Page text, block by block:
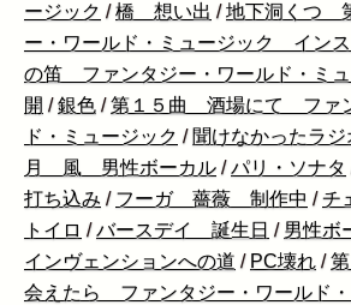
ージック /橋 想い出 /地下洞くつ
ー・ワールド・ミュージック インス
の笛 ファンタジー・ワールド・ミ
開 /銀色 /第１５曲 酒場にて ファ
ド・ミュージック / 聞けなかったラジ
月 風 男性ボーカル /パリ・ソナタ
打ち込み / フーガ 薔薇 制作中 /チ
トイロ /バースデイ 誕生日 / 男性ボ
インヴェンションへの道 / PC壊れ /
会えたら ファンタジー・ワールド